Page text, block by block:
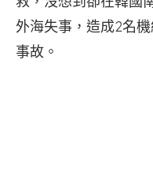
外海失事，造成2名
事故。